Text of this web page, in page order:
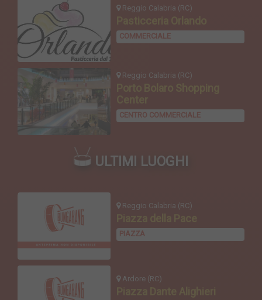
Reggio Calabria (RC)
COMMERCIALE
Reggio Calabria (RC)
CENTRO COMMERCIALE
ULTIMI LUOGHI
Reggio Calabria (RC)
PIAZZA
Ardore (RC)